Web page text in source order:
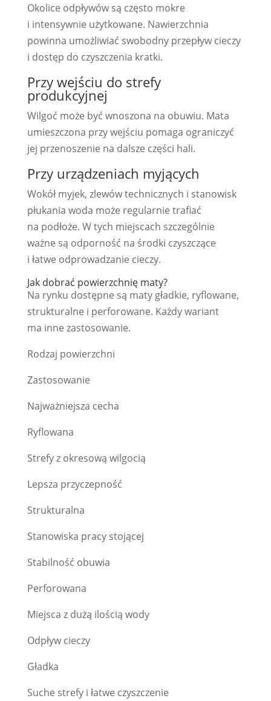
Okolice odpływów są często mokre
i intensywnie użytkowane. Nawierzchnia
powinna umożliwiać swobodny przepływ cieczy
i dostęp do czyszczenia kratki.
Przy wejściu do strefy
produkcyjnej
Wilgoć może być wnoszona na obuwiu. Mata
umieszczona przy wejściu pomaga ograniczyć
jej przenoszenie na dalsze części hali.
Przy urządzeniach myjących
Wokół myjek, zlewów technicznych i stanowisk
płukania woda może regularnie trafiać
na podłoże. W tych miejscach szczególnie
ważne są odporność na środki czyszczące
i łatwe odprowadzanie cieczy.
Jak dobrać powierzchnię maty?
Na rynku dostępne są maty gładkie, ryflowane,
strukturalne i perforowane. Każdy wariant
ma inne zastosowanie.
Rodzaj powierzchni
Zastosowanie
Najważniejsza cecha
Ryflowana
Strefy z okresową wilgocią
Lepsza przyczepność
Strukturalna
Stanowiska pracy stojącej
Stabilność obuwia
Perforowana
Miejsca z dużą ilością wody
Odpływ cieczy
Gładka
Suche strefy i łatwe czyszczenie